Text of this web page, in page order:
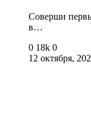
Соверши
в…
0 18k 0
12 октября,